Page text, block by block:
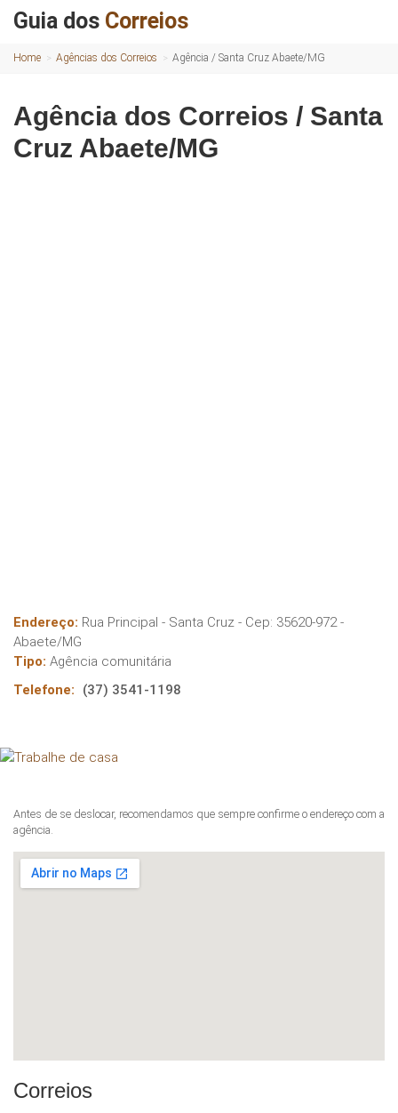
Guia dos Correios
Home Agências dos Correios Agência / Santa Cruz Abaete/MG
Agência dos Correios / Santa
Cruz Abaete/MG
Endereço: Rua Principal - Santa Cruz - Cep: 35620-972-
Abaete/MG
Tipo: Agência comunitária
Telefone:
(37) 3541-1198
Antes de se deslocar, recomendamos que sempre confirme o endereço com a
agência.
Correios